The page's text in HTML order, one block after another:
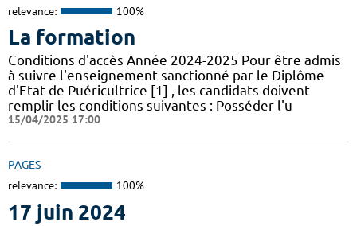
relevance: 100%
La formation
Conditions d'accès Année 2024-2025 Pour être admis
à suivre l'enseignement sanctionné par le Diplôme
d'Etat de Puéricultrice [1] , les candidats doivent
remplir les conditions suivantes : Posséder l'u
15/04/2025 17:00
PAGES
relevance: 100%
17 juin 2024